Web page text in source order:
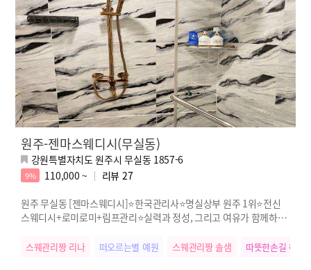
원주-젠마스웨디시(무실동)
강원특별자치도 원주시 무실동 1857-6
9% 110,000 ~ 리뷰 27
원주 무실동 [젠마스웨디시]⭐한국관리사⭐명실상부 원주 1위⭐전신
스웨디시+로미로미+림프관리⭐실력과 정성, 그리고 여유가 함께하는
스웨관리짱 리나 떠오르는별 예원 스웨관리짱 솔샘 따뜻한손길 혜나